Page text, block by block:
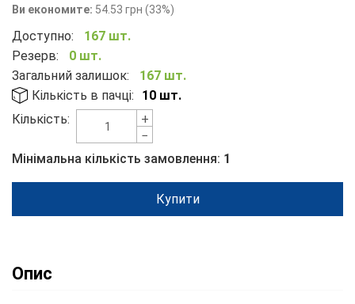
Ви економите: 54.53 грн (33%)
Доступно:
167 шт.
Резерв:
0 шт.
Загальний залишок:
167 шт.
Кількість в пачці:
10 шт.
Кількість:
+
−
Мінімальна кількість замовлення: 1
Купити
Опис